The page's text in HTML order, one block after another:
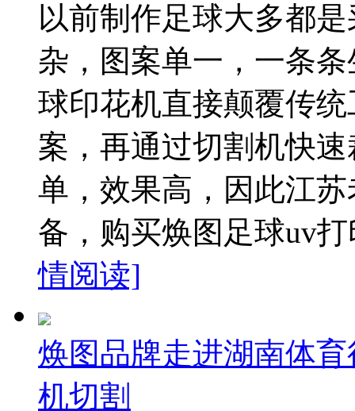
以前制作足球大多都
杂，图案单一，一条
球印花机直接颠覆传
案，再通过切割机快
单，效果高，因此江
备，购买焕图足球uv
情阅读]
焕图品牌走进湖南体
机切割